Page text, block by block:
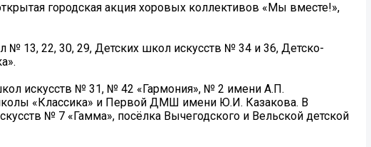
городская акция хоровых коллективов «Мы вместе!»,
13, 22, 30, 29, Детских школ искусств № 34 и 36, Детско-
искусств № 31, № 42 «Гармония», № 2 имени А.П.
«Классика» и Первой ДМШ имени Ю.И. Казакова. В
№ 7 «Гамма», посёлка Вычегодского и Вельской детской